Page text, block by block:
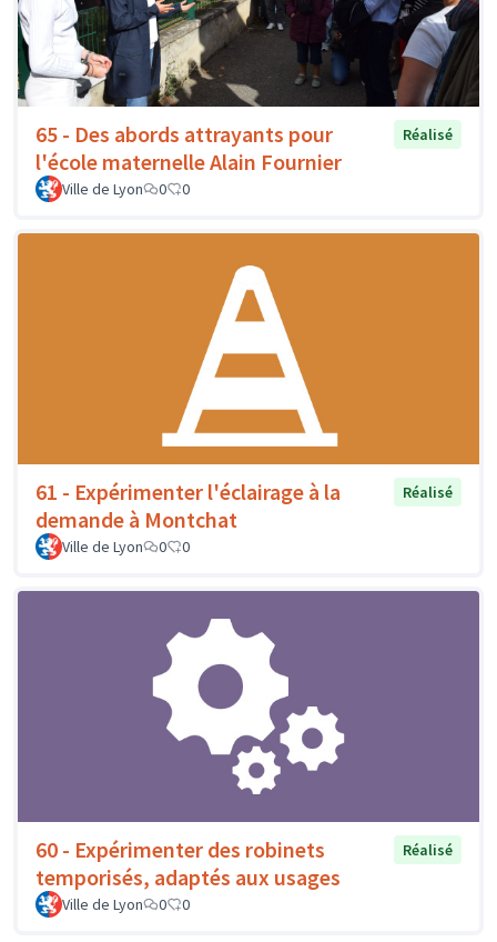
65 - Des abords attrayants pour
l'école maternelle Alain Fournier
Réalisé
Ville de Lyon 0 0
61 - Expérimenter l'éclairage à la
demande à Montchat
Réalisé
Ville de Lyon 0 0
60 - Expérimenter des robinets
temporisés, adaptés aux usages
Réalisé
Ville de Lyon 0 0